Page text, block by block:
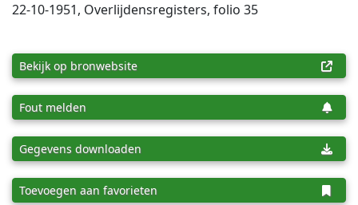
22-10-1951, Overlijdensregisters, folio 35
Bekijk op bronwebsite
Fout melden
Gegevens downloaden
Toevoegen aan favorieten